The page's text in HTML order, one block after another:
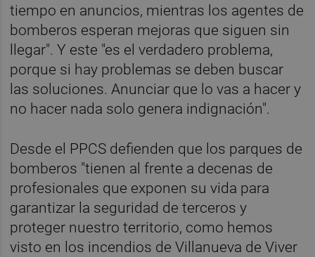
tiempo en anuncios, mientras los agentes de
bomberos esperan mejoras que siguen sin
llegar". Y este "es el verdadero problema,
porque si hay problemas se deben buscar
las soluciones. Anunciar que lo vas a hacer y
no hacer nada solo genera indignación".
Desde el PPCS defienden que los parques de
bomberos "tienen al frente a decenas de
profesionales que exponen su vida para
garantizar la seguridad de terceros y
proteger nuestro territorio, como hemos
visto en los incendios de Villanueva de Viver